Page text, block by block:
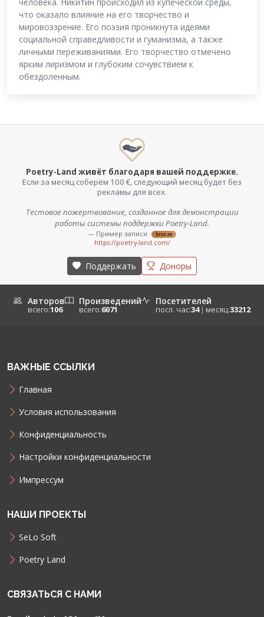
что оказало влияние на его творчество и
мировоззрение. Его поэзия проникнута идеями
социальной справедливости и гуманизма, а также
личными переживаниями. Его творчество отмечено
ярким лиризмом и глубоким сочувствием к
обездоленным.
Poetry-Land живёт благодаря вашей поддержке.
Если за месяц соберём 100 €, следующий месяц будет без
рекламы для всех.
Тестовое пожертвование, созданное для демонстрации
работы системы поддержки Poetry-Land.
— Пример записи bronze
https://poetry-land.com/
Поддержать Доноры
Авторов
всего:106
Произведений
всего:6071
Посетителей
посл. час:34 | месяц:33212
ВАЖНЫЕ ССЫЛКИ
Главная
Условия использования
Конфиденциальность
Настройки конфиденциальности
Импрессум
НАШИ ПРОЕКТЫ
SeLo Soft
Poetry Land
СВЯЗАТЬСЯ С НАМИ